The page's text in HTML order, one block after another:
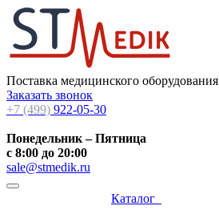
Поставка медицинского оборудования
Заказать звонок
+7 (499) 922-05-30
Понедельник – Пятница
с 8:00 до 20:00
sale@stmedik.ru
Каталог